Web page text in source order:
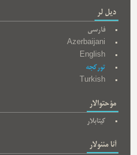
دیل لر
فارسی
Azerbaijani
English
تورکجه
Turkish
مؤحتوالار
کیتابلار
آنا مئنولار